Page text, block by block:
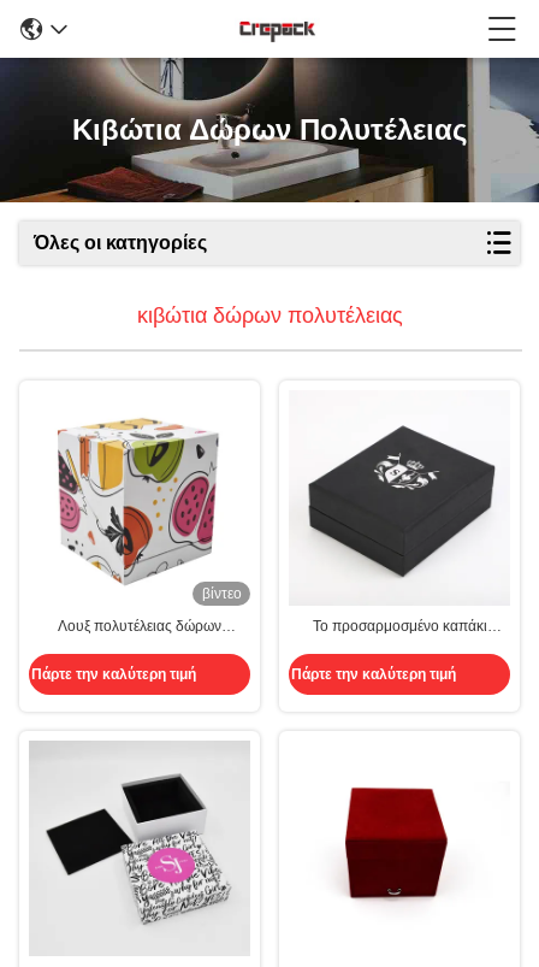
Κιβώτια Δώρων Πολυτέλειας
Όλες οι κατηγορίες
κιβώτια δώρων πολυτέλειας
βίντεο
Λουξ πολυτέλειας δώρων
ορθογωνίων τετραγωνική
Πάρτε την καλύτερη τιμή
Το προσαρμοσμένο καπάκι
κιβώτια δώρων πολυτέλειας με το
λευκό ενθέτων ζαρώνουν
Πάρτε την καλύτερη τιμή